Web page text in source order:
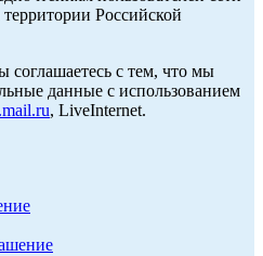
Российской
соглашаетесь с тем, что мы
данные с использованием
, LiveInternet.